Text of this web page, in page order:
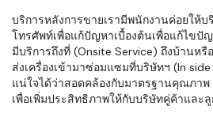
บริการหลังการขายเรามีพนักงานค่อยให้
โทรศัพท์เพื่อแก้ปัญหาเบื้องต้นเพื่อแก้ไขปั
มีบริการถึงที่ (Onsite Service) ถึงบ้านห
ส่งเครื่องเข้ามาซ่อมแซมที่บริษัทฯ (In
แน่ใจได้ว่าสอดคล้องกับมาตรฐานคุณภาพ
เพื่อเพิ่มประสิทธิภาพให้กับบริษัทคู่ค้าและลู